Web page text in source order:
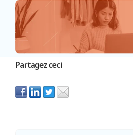
Partagez ceci